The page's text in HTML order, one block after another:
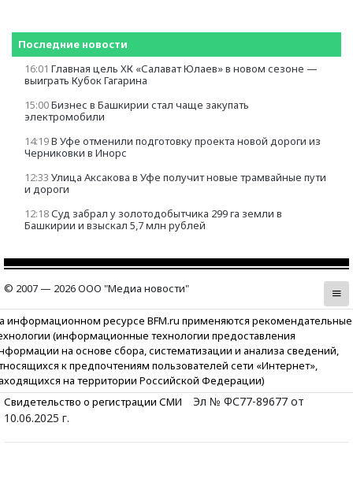
Последние новости
16:01 Главная цель ХК «Салават Юлаев» в новом сезоне —
выиграть Кубок Гагарина
15:00Бизнес в Башкирии стал чаще закупать
электромобили
14:19В Уфе отменили подготовку проекта новой дороги из
Черниковки в Инорс
12:33 Улица Аксакова в Уфе получит новые трамвайные пути
и дороги
12:18Суд забрал у золотодобытчика 299 га земли в
Башкирии и взыскал 5,7 млн рублей
© 2007 — 2026 ООО "Медиа новости"
информационном ресурсе BFM.ru применяются рекомендательные
(информационные технологии предоставления
на основе сбора, систематизации и анализа сведений,
к предпочтениям пользователей сети «Интернет»,
на территории Российской Федерации)
Свидетельство о регистрации СМИ
Эл № ФС77-89677 от
10.06.2025 г.